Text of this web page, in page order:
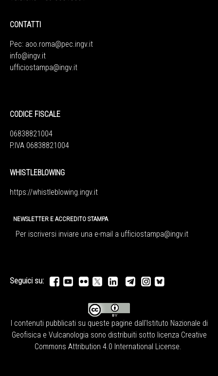
CONTATTI
Pec: aoo.roma@pec.ingv.it
info@ingv.it
ufficiostampa@ingv.it
CODICE FISCALE
06838821004
P.IVA 06838821004
WHISTLEBLOWING
https://whistleblowing.ingv.it
NEWSLETTER E ACCREDITO STAMPA
Per iscriversi inviare una e-mail a ufficiostampa@ingv.it
Seguici su:
I contenuti pubblicati su queste pagine dall' Istituto Nazionale di
Geofisica e Vulcanologia sono distribuiti sotto licenza Creative
Commons Attribution 4.0 International License.